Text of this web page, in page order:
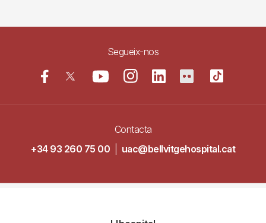
Segueix-nos
Contacta
+34 93 260 75 00
uac@bellvitgehospital.cat